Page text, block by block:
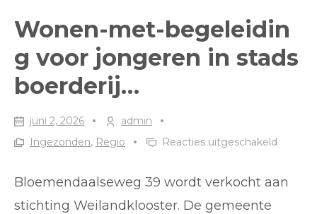
IN
BIBLIOTHEEK
GOUDA…
Wonen-met-begeleidin
g voor jongeren in stads
boerderij…
juni 2, 2026
admin
Ingezonden, Regio Reacties uitgeschakeld
met-
Bloemendaalseweg 39 wordt verkocht aan
stichting Weilandklooster. De gemeente